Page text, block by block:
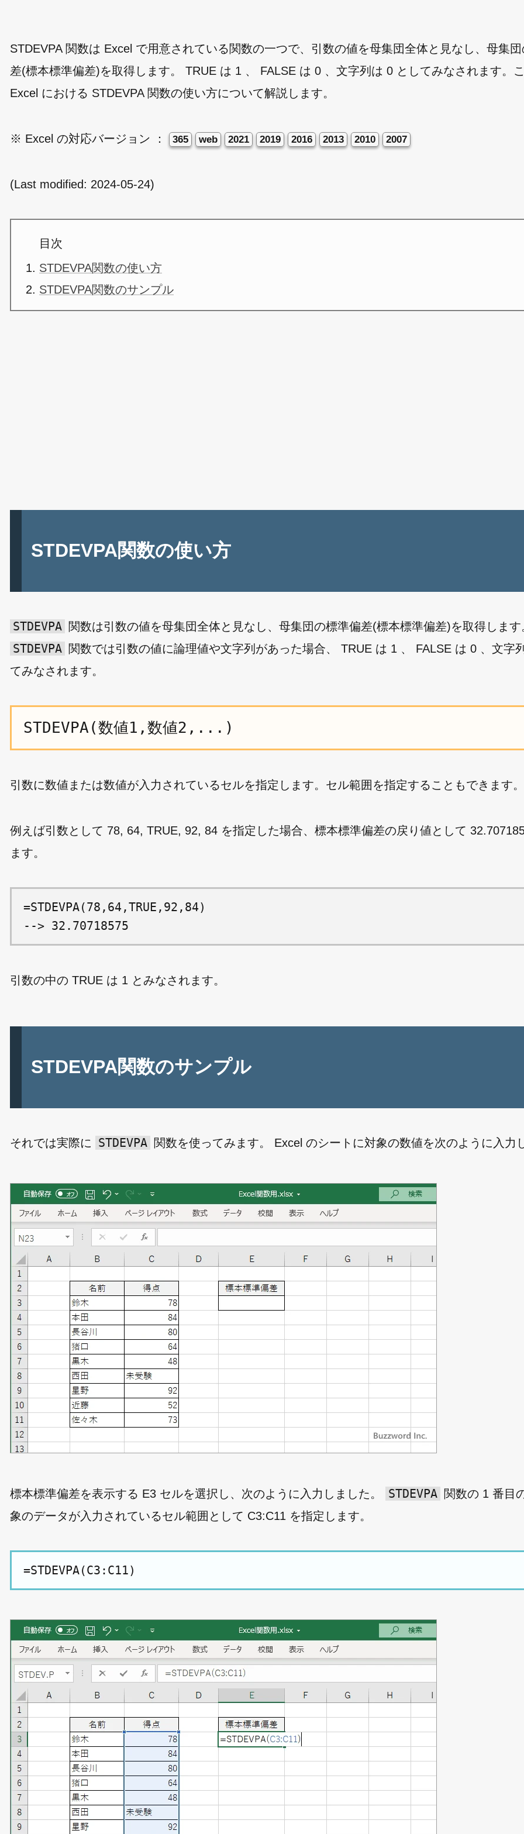
STDEVPA 関数は Excel で用意されている関数の一つで、引数の値を母集団全体と見なし、母集
差(標本標準偏差)を取得します。 TRUE は 1 、 FALSE は 0 、文字列は 0 としてみなされます。
Excel における STDEVPA 関数の使い方について解説します。
※ Excel の対応バージョン ： 365 web 2021 2019 2016 2013 2010 2007
(Last modified: 2024-05-24)
目次
STDEVPA関数の使い方
STDEVPA関数のサンプル
STDEVPA関数の使い方
STDEVPA 関数は引数の値を母集団全体と見なし、母集団の標準偏差(標本標準偏差)を取得します
STDEVPA 関数では引数の値に論理値や文字列があった場合、 TRUE は 1 、 FALSE は 0 、文字
てみなされます。
STDEVPA(数値1,数値2,...)
引数に数値または数値が入力されているセルを指定します。セル範囲を指定することもできます。
例えば引数として 78, 64, TRUE, 92, 84 を指定した場合、標本標準偏差の戻り値として
ます。
=STDEVPA(78,64,TRUE,92,84)
引数の中の TRUE は 1 とみなされます。
STDEVPA関数のサンプル
それでは実際に STDEVPA 関数を使ってみます。 Excel のシートに対象の数値を次のように入力
標本標準偏差を表示する E3 セルを選択し、次のように入力しました。 STDEVPA 関数の 1 番目
象のデータが入力されているセル範囲として C3:C11 を指定します。
=STDEVPA(C3:C11)